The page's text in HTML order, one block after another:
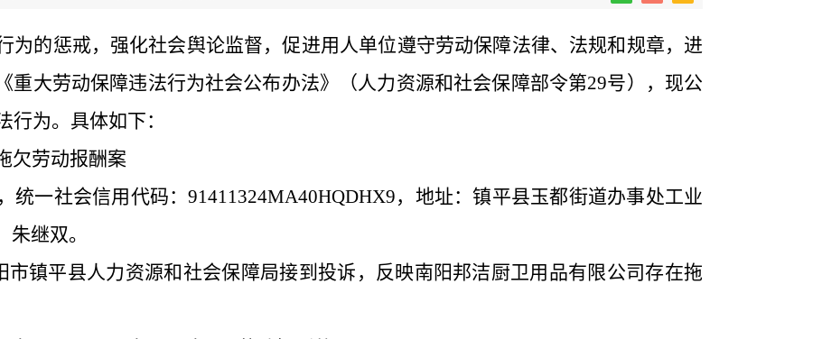
为的惩戒，强化社会舆论监督，促进用人单位遵守劳动保障法律、法规和规章，进
重大劳动保障违法行为社会公布办法》（人力资源和社会保障部令第29号），现公
行为。具体如下：
欠劳动报酬案
统一社会信用代码：91411324MA40HQDHX9，地址：镇平县玉都街道办事处工业
继双。
市镇平县人力资源和社会保障局接到投诉，反映南阳邦洁厨卫用品有限公司存在拖